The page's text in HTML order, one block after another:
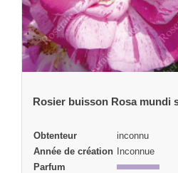
Obtenteur
inconnu
Année de création
Inconnue
Parfum